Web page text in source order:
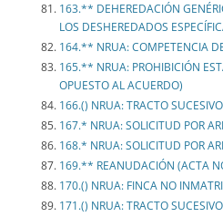
163.** DEHEREDACIÓN
LOS DESHEREDADOS
164.** NRUA: COMPETENCIA
165.** NRUA: PROHIBICIÓN
OPUESTO AL ACUERDO)
166.() NRUA: TRACTO SUCESIVO
167.* NRUA: SOLICITUD POR
168.* NRUA: SOLICITUD POR
169.** REANUDACIÓN (ACTA
170.() NRUA: FINCA NO
171.() NRUA: TRACTO SUCESIVO